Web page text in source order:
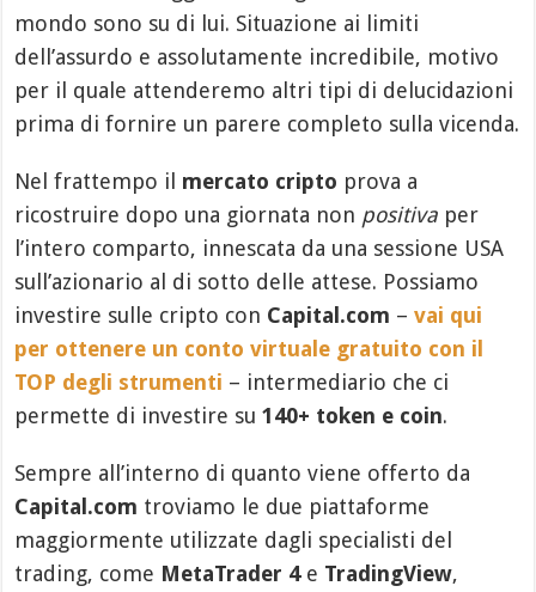
mondo sono su di lui. Situazione ai limiti
dell’assurdo e assolutamente incredibile, motivo
per il quale attenderemo altri tipi di delucidazioni
prima di fornire un parere completo sulla vicenda.
Nel frattempo il mercato cripto prova a
ricostruire dopo una giornata non positiva per
l’intero comparto, innescata da una sessione USA
sull’azionario al di sotto delle attese. Possiamo
investire sulle cripto con Capital.com –vai qui
per ottenere un conto virtuale gratuito con il
TOP degli strumenti – intermediario che ci
permette di investire su140+ token e coin.
Sempre all’interno di quanto viene offerto da
Capital.com troviamo le due piattaforme
maggiormente utilizzate dagli specialisti del
trading, come MetaTrader 4e TradingView,